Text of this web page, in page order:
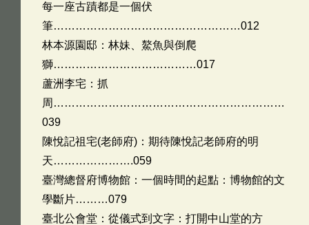
每一座古蹟都是一個伏
筆……………………………………………012
林本源園邸：林妹、鰲魚與倒爬
獅…………………………………017
蘆洲李宅：抓
周………………………………………………………
039
陳悅記祖宅(老師府)：期待陳悅記老師府的明
天………………….059
臺灣總督府博物館：一個時間的起點：博物館的文
學斷片………079
臺北公會堂：從儀式到文字：打開中山堂的方